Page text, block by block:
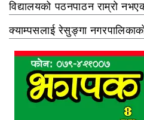
विद्यालयको पठनपाठन राम्रो
क्याम्पसलाई रेसुङ्गा